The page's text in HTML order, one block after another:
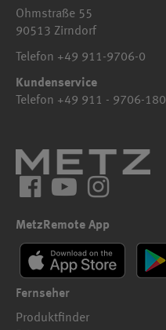
Ohmstraße 55
90513 Zirndorf
Telefon +49 911-9706-0
Kundenservice
Telefon +49 911 - 9706-180
FacebookYouTubeInstagram
MetzRemote App
Fernseher
Produktfinder